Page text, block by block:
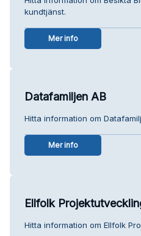
kundtjänst.
Mer info
Datafamiljen AB
Hitta information om
Mer info
Ellfolk
Hitta information om Ellfolk